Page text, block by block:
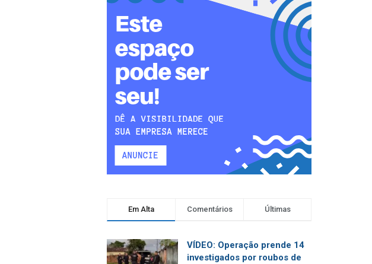
Em Alta Comentários Últimas
VÍDEO: Operação prende 14
investigados por roubos de